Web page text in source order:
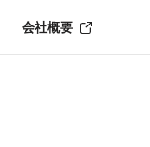
会社概要